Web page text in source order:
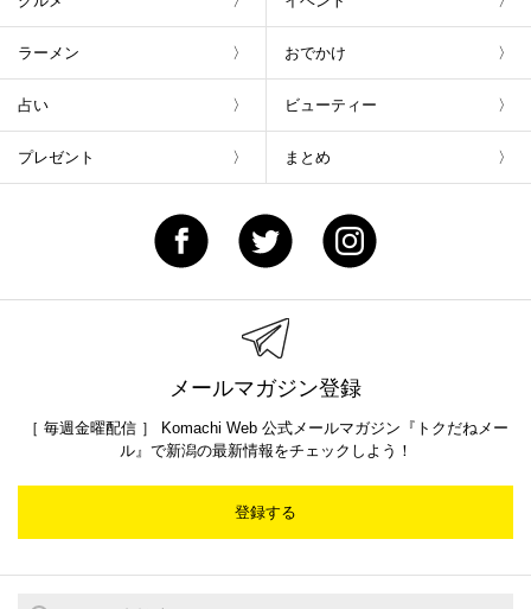
ラーメン おでかけ
占い ビューティー
プレゼント まとめ
メールマガジン登録
［ 毎週金曜配信 ］ Komachi Web 公式メールマガジン『トクだねメー
ル』で新潟の最新情報をチェックしよう！
登録する